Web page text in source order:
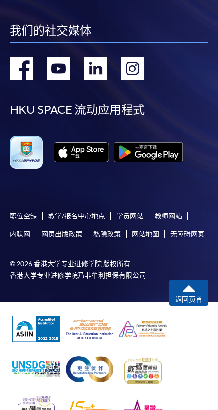
我们的社交媒体
转
facebook
转
youtube
转
linkedin
HKU SPACE 流动应用程式
职位空缺 教学/报名中心地点 学员网站 教师网站
内联网 网页出版政策 私隐政策 网站地图 无障碍网页
© 2026 香港大学专业进修学院 版权所有
香港大学专业进修学院乃非牟利担保有限公司
返回页首